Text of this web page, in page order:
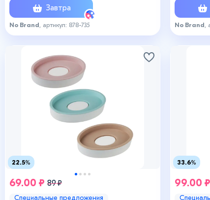
Завтра
No Brand , артикул: 878-735 No Brand
22.5%
69.00 ₽ 89 ₽
Специальные предложения
33.6%
99.00 ₽